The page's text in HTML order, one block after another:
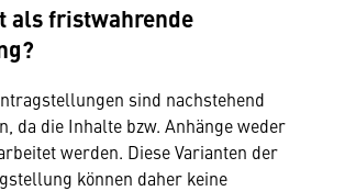
als fristwahrende
sind nachstehend
da die Inhalte bzw. Anhänge weder
werden. Diese Varianten der
können daher keine